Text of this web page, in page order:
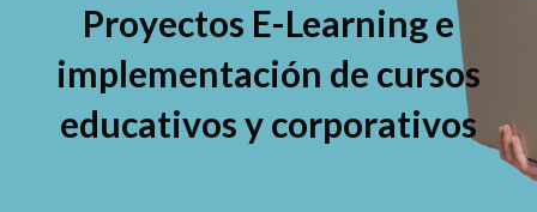
Proyectos E-Learning e
implementación de cursos
educativos y corporativos